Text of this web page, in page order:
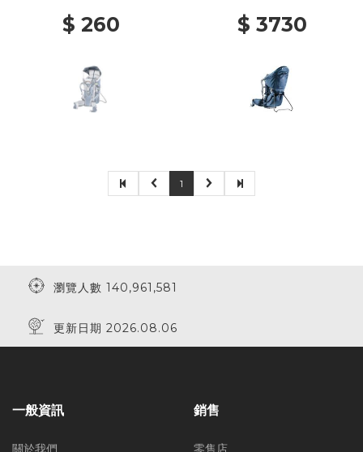
$ 260 $ 3730
1
瀏覽人數 140,961,581
更新日期 2026.08.06
一般資訊
關於我們
銷售
零售店